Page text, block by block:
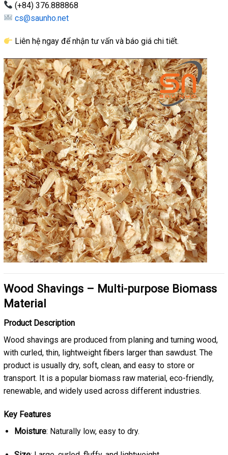
(+84) 376.888868
cs@saunho.net
Liên hệ ngay để nhận tư vấn và báo giá chi tiết.
Wood Shavings – Multi-purpose Biomass
Material
Product Description
Wood shavings are produced from planing and turning wood,
with curled, thin, lightweight fibers larger than sawdust. The
product is usually dry, soft, clean, and easy to store or
transport. It is a popular biomass raw material, eco-friendly,
renewable, and widely used across different industries.
Key Features
Moisture: Naturally low, easy to dry.